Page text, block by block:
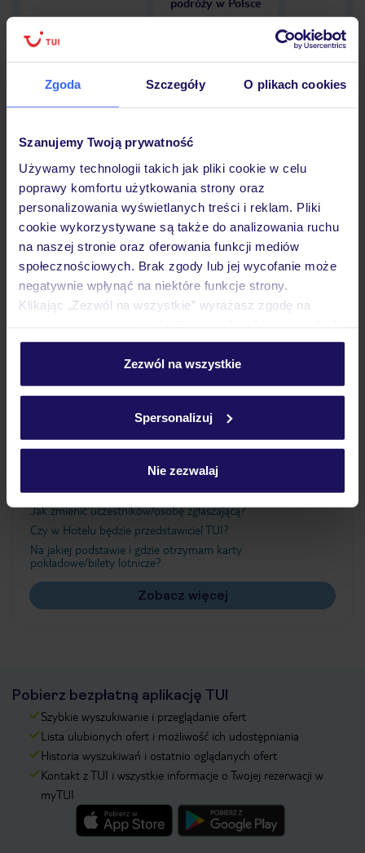
Zgoda Szczegóły O plikach cookies
Szanujemy Twoją prywatność
Używamy technologii takich jak pliki cookie w celu
poprawy komfortu użytkowania strony oraz
personalizowania wyświetlanych treści i reklam. Pliki
cookie wykorzystywane są także do analizowania ruchu
na naszej stronie oraz oferowania funkcji mediów
społecznościowych. Brak zgody lub jej wycofanie może
negatywnie wpłynąć na niektóre funkcje strony.
Klikając „Zezwól na wszystkie” wyrażasz zgodę na
personalizować swój wybór wchodząc w zakładkę
Szczegółowe informacje o plikach cookie znajdziesz
Zezwól na wszystkie
Spersonalizuj
Nie zezwalaj
Hotel
Opinie
Pokoje
Wyżywienie
Ważne informacje
Jak zmienić uczestników/osobę zgłaszającą?
Czy w Hotelu będzie przedstawiciel TUI?
Na jakiej podstawie i gdzie otrzymam karty
pokładowe/bilety lotnicze?
Zobacz więcej
Pobierz bezpłatną aplikację TUI
Szybkie wyszukiwanie i przeglądanie ofert
Lista ulubionych ofert i możliwość ich udostępniania
Historia wyszukiwań i ostatnio oglądanych ofert
Kontakt z TUI i wszystkie informacje o Twojej rezerwacji w
myTUI